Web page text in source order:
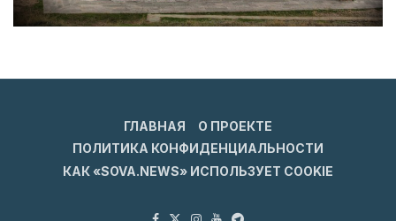
ГЛАВНАЯ
О ПРОЕКТЕ
ПОЛИТИКА КОНФИДЕНЦИАЛЬНОСТИ
КАК «SOVA.NEWS» ИСПОЛЬЗУЕТ COOKIE